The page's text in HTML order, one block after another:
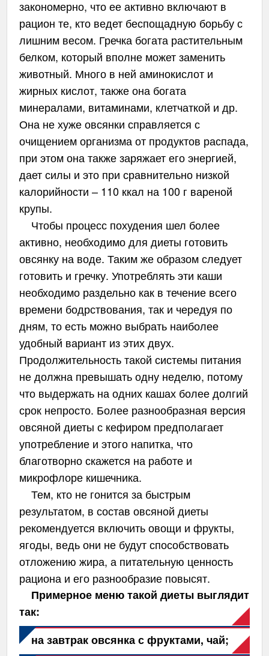
закономерно, что ее активно включают в
рацион те, кто ведет беспощадную борьбу с
лишним весом. Гречка богата растительным
белком, который вполне может заменить
животный. Много в ней аминокислот и
жирных кислот, также она богата
минералами, витаминами, клетчаткой и др.
Она не хуже овсянки справляется с
очищением организма от продуктов распада,
при этом она также заряжает его энергией,
дает силы и это при сравнительно низкой
калорийности – 110 ккал на 100 г вареной
крупы.
Чтобы процесс похудения шел более
активно, необходимо для диеты готовить
овсянку на воде. Таким же образом следует
готовить и гречку. Употреблять эти каши
необходимо раздельно как в течение всего
времени бодрствования, так и чередуя по
дням, то есть можно выбрать наиболее
удобный вариант из этих двух.
Продолжительность такой системы питания
не должна превышать одну неделю, потому
что выдержать на одних кашах более долгий
срок непросто. Более разнообразная версия
овсяной диеты с кефиром предполагает
употребление и этого напитка, что
благотворно скажется на работе и
микрофлоре кишечника.
Тем, кто не гонится за быстрым
результатом, в состав овсяной диеты
рекомендуется включить овощи и фрукты,
ягоды, ведь они не будут способствовать
отложению жира, а питательную ценность
рациона и его разнообразие повысят.
Примерное меню такой диеты выглядит
так:
на завтрак овсянка с фруктами, чай;